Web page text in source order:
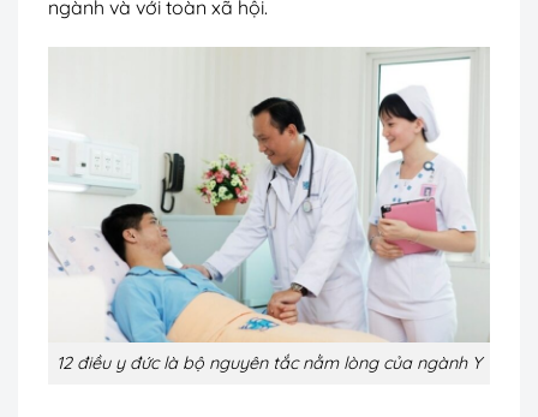
ngành và với toàn xã hội.
12 điều y đức là bộ nguyên tắc nằm lòng của ngành Y